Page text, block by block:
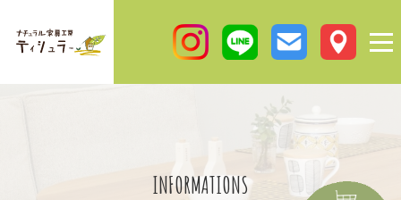
INFORMATIONS